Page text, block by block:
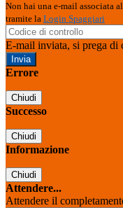
Non hai una e-mail associata
tramite la Login Spaggiari
E-mail inviata, si prega di
Errore
Chiudi
Successo
Chiudi
Informazione
Chiudi
Attendere...
Attendere il